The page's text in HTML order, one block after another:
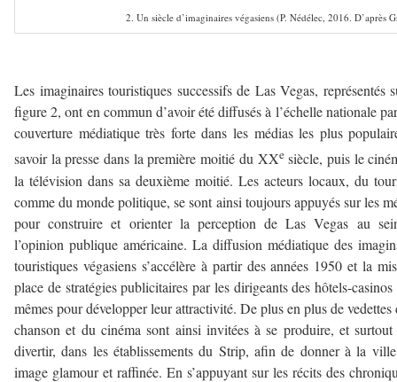
2. Un siècle d’imaginaires végasiens (P. Nédélec, 2016. D’après
Les imaginaires touristiques successifs de Las Vegas, représentés
figure 2, ont en commun d’avoir été diffusés à l’échelle nationale
couverture médiatique très forte dans les médias les plus
savoir la presse dans la première moitié du XXesiècle, puis le
la télévision dans sa deuxième moitié. Les acteurs locaux, du
comme du monde politique, se sont ainsi toujours appuyés sur les
pour construire et orienter la perception de Las Vegas au
l’opinion publique américaine. La diffusion médiatique des
touristiques végasiens s’accélère à partir des années 1950 et la
place de stratégies publicitaires par les dirigeants des hôtels-
mêmes pour développer leur attractivité. De plus en plus de vedettes
chanson et du cinéma sont ainsi invitées à se produire, et surtout
divertir, dans les établissements du Strip, afin de donner à la
image glamour et raffinée. En s’appuyant sur les récits des